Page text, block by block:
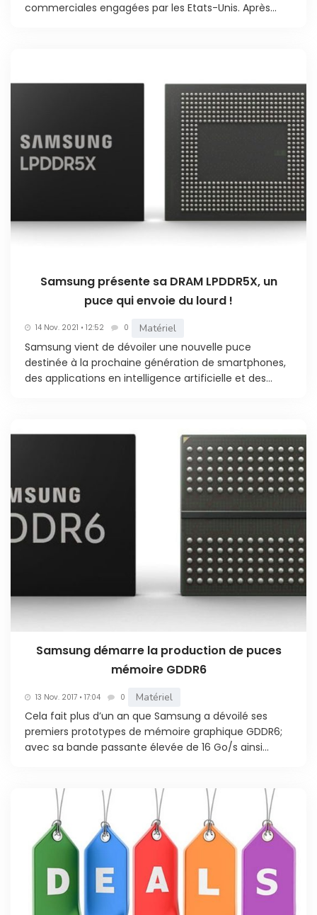
commerciales engagées par les Etats-Unis. Après...
Samsung présente sa DRAM LPDDR5X, un
puce qui envoie du lourd !
14 Nov. 2021 • 12:52 0 Matériel
Samsung vient de dévoiler une nouvelle puce
destinée à la prochaine génération de smartphones,
des applications en intelligence artificielle et des...
Samsung démarre la production de puces
mémoire GDDR6
13 Nov. 2017 • 17:04 0 Matériel
Cela fait plus d’un an que Samsung a dévoilé ses
premiers prototypes de mémoire graphique GDDR6;
avec sa bande passante élevée de 16 Go/s ainsi...